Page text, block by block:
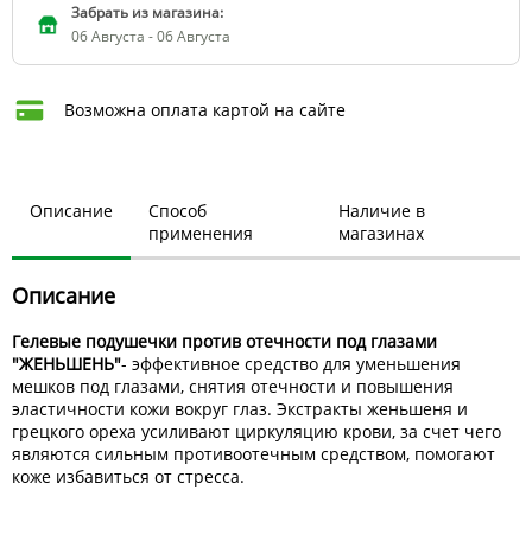
Забрать из магазина:
06 Августа - 06 Августа
Возможна оплата картой на сайте
Описание
Способ
применения
Наличие в
магазинах
Описание
Гелевые подушечки против отечности под глазами
"ЖЕНЬШЕНЬ"- эффективное средство для уменьшения
мешков под глазами, снятия отечности и повышения
эластичности кожи вокруг глаз. Экстракты женьшеня и
грецкого ореха усиливают циркуляцию крови, за счет чего
являются сильным противоотечным средством, помогают
коже избавиться от стресса.